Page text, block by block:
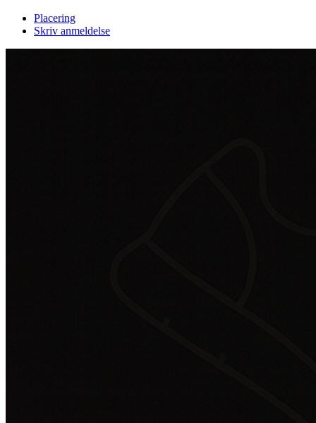
Placering
Skriv anmeldelse